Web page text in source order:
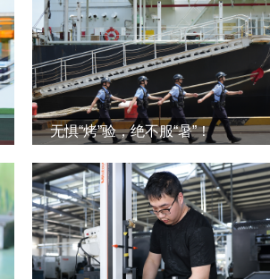
无惧“烤”验，绝不服“暑”！